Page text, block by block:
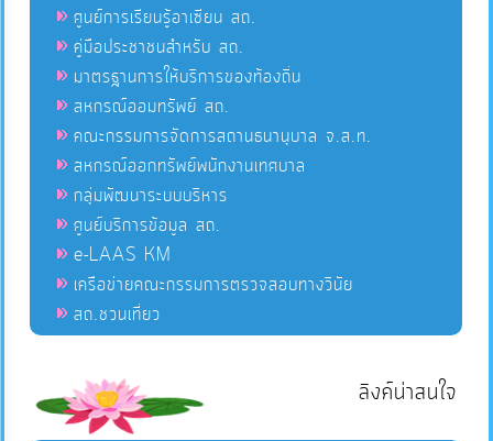
ศูนย์การเรียนรู้อาเซียน สถ.
คู่มือประชาชนสำหรับ สถ.
มาตรฐานการให้บริการของท้องถิ่น
สหกรณ์ออมทรัพย์ สถ.
คณะกรรมการจัดการสถานธนานุบาล จ.ส.ท.
สหกรณ์ออกทรัพย์พนักงานเทศบาล
กลุ่มพัฒนาระบบบริหาร
ศูนย์บริการข้อมูล สถ.
e-LAAS KM
เครือข่ายคณะกรรมการตรวจสอบทางวินัย
สถ.ชวนเที่ยว
ลิงค์น่าสนใจ